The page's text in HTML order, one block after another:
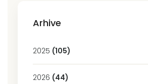
Arhive
2025 (105)
2026 (44)